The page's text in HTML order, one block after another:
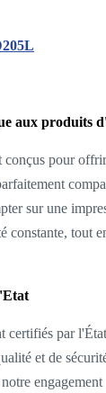
aux produits
conçus pour
sur une
constante, tout
certifiés par
et de